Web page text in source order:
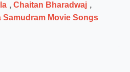
, Chaitan Bharadwaj ,
Samudram Movie Songs